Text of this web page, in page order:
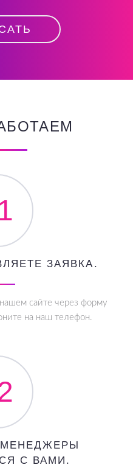
ЗАЯВКА.
сайте через форму
на наш телефон.
С ВАМИ.